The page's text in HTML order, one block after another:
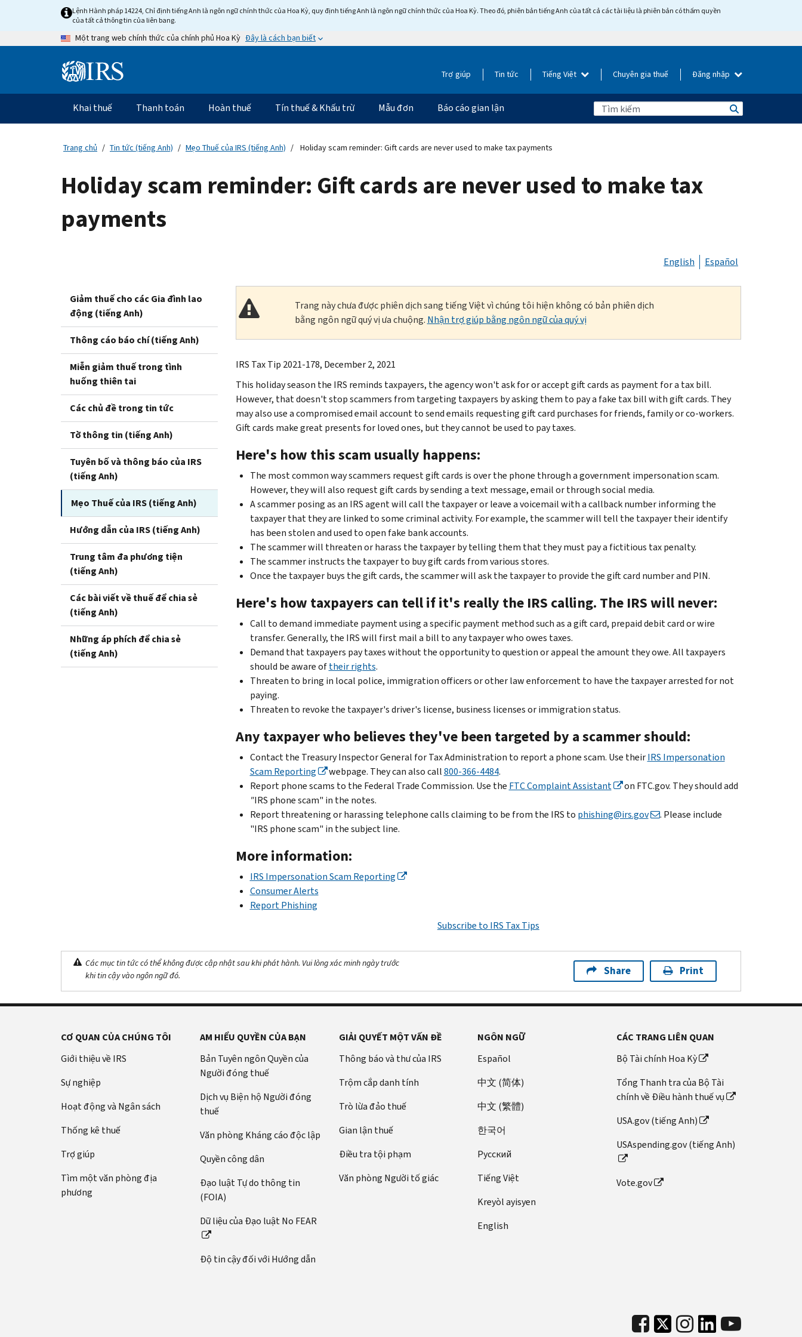
content
Lệnh Hành pháp 14224, Chỉ định tiếng Anh là ngôn ngữ chính thức của Hoa Kỳ, quy định tiếng Anh là ngôn ngữ chính thức của Hoa Kỳ. Theo đó, phiên bản tiếng Anh của tất cả các tài liệu là phiên bản có thẩm quyền
của tất cả thông tin của liên bang.
Một trang web chính thức của chính phủ Hoa Kỳ Đây là cách bạn biết
Information Trợ giúp Tin tức Tiếng Việt Chuyên gia thuế Đăng nhập
Điều
hướng
chính
Khai thuế Thanh toán Hoàn thuế Tín thuế & Khấu trừ Mẫu đơn Báo cáo gian lận
Trang chủ Tin tức (tiếng Anh) Mẹo Thuế của IRS (tiếng Anh) Holiday scam reminder: Gift cards are never used to make tax payments
Holiday scam reminder: Gift cards are never used to make tax
payments
English Español
Giảm thuế cho các Gia đình lao
động (tiếng Anh)
Thông cáo báo chí (tiếng Anh)
Miễn giảm thuế trong tình
huống thiên tai
Các chủ đề trong tin tức
Tờ thông tin (tiếng Anh)
Tuyên bố và thông báo của IRS
(tiếng Anh)
Mẹo Thuế của IRS (tiếng Anh)
Hướng dẫn của IRS (tiếng Anh)
Trung tâm đa phương tiện
(tiếng Anh)
Các bài viết về thuế để chia sẻ
(tiếng Anh)
Những áp phích để chia sẻ
(tiếng Anh)
Trang này chưa được phiên dịch sang tiếng Việt vì chúng tôi hiện không có bản phiên dịch
bằng ngôn ngữ quý vị ưa chuộng. Nhận trợ giúp bằng ngôn ngữ của quý vị
IRS Tax Tip 2021-178, December 2, 2021
This holiday season the IRS reminds taxpayers, the agency won't ask for or accept gift cards as payment for a tax bill.
However, that doesn't stop scammers from targeting taxpayers by asking them to pay a fake tax bill with gift cards. They
may also use a compromised email account to send emails requesting gift card purchases for friends, family or co-workers.
Gift cards make great presents for loved ones, but they cannot be used to pay taxes.
Here's how this scam usually happens:
The most common way scammers request gift cards is over the phone through a government impersonation scam.
However, they will also request gift cards by sending a text message, email or through social media.
A scammer posing as an IRS agent will call the taxpayer or leave a voicemail with a callback number informing the
taxpayer that they are linked to some criminal activity. For example, the scammer will tell the taxpayer their identify
has been stolen and used to open fake bank accounts.
The scammer will threaten or harass the taxpayer by telling them that they must pay a fictitious tax penalty.
The scammer instructs the taxpayer to buy gift cards from various stores.
Once the taxpayer buys the gift cards, the scammer will ask the taxpayer to provide the gift card number and PIN.
Here's how taxpayers can tell if it's really the IRS calling. The IRS will never:
Call to demand immediate payment using a specific payment method such as a gift card, prepaid debit card or wire
transfer. Generally, the IRS will first mail a bill to any taxpayer who owes taxes.
Demand that taxpayers pay taxes without the opportunity to question or appeal the amount they owe. All taxpayers
should be aware oftheir rights.
Threaten to bring in local police, immigration officers or other law enforcement to have the taxpayer arrested for not
paying.
Threaten to revoke the taxpayer's driver's license, business licenses or immigration status.
Any taxpayer who believes they've been targeted by a scammer should:
Contact the Treasury Inspector General for Tax Administration to report a phone scam. Use theirIRS Impersonation
Scam Reporting
webpage. They can also call800-366-4484.
Report phone scams to the Federal Trade Commission. Use the FTC Complaint Assistant
on FTC.gov. They should add
"IRS phone scam" in the notes.
Report threatening or harassing telephone calls claiming to be from the IRS to phishing@irs.gov
. Please include
"IRS phone scam" in the subject line.
More information:
IRS Impersonation Scam Reporting
Consumer Alerts
Report Phishing
Subscribe to IRS Tax Tips
Các mục tin tức có thể không được cập nhật sau khi phát hành. Vui lòng xác minh ngày trước
khi tin cậy vào ngôn ngữ đó.
Share Print
CƠ QUAN CỦA CHÚNG TÔI
Giới thiệu về IRS
Sự nghiệp
Hoạt động và Ngân sách
Thống kê thuế
Trợ giúp
Tìm một văn phòng địa
phương
AM HIỂU QUYỀN CỦA BẠN
Bản Tuyên ngôn Quyền của
Người đóng thuế
Dịch vụ Biện hộ Người đóng
thuế
Văn phòng Kháng cáo độc lập
Quyền công dân
Đạo luật Tự do thông tin
(FOIA)
Dữ liệu của Đạo luật No FEAR
Độ tin cậy đối với Hướng dẫn
GIẢI QUYẾT MỘT VẤN ĐỀ
Thông báo và thư của IRS
Trộm cắp danh tính
Trò lừa đảo thuế
Gian lận thuế
Điều tra tội phạm
Văn phòng Người tố giác
NGÔN NGỮ
Español
中文 (简体)
中文 (繁體)
한국어
Pусский
Tiếng Việt
Kreyòl ayisyen
English
CÁC TRANG LIÊN QUAN
Bộ Tài chính Hoa Kỳ
Tổng Thanh tra của Bộ Tài
chính về Điều hành thuế vụ
USA.gov (tiếng Anh)
USAspending.gov (tiếng Anh)
Vote.gov